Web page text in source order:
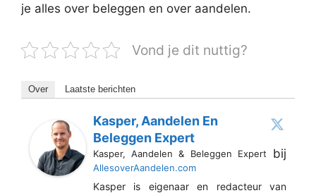
je alles over beleggen en over aandelen.
Vond je dit nuttig?
Over Laatste berichten
Kasper, Aandelen En
Beleggen Expert
Kasper, Aandelen & Beleggen Expert bij
AllesoverAandelen.com
Kasper is eigenaar en redacteur van